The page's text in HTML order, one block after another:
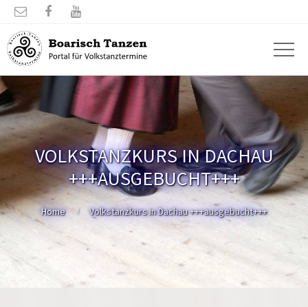
  
VOLKSTANZKURS IN DACHAU
+++AUSGEBUCHT+++
Home Volkstanzkurs in Dachau +++ausgebucht+++